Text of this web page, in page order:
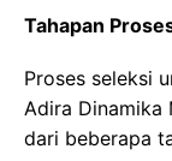
Tahapan
Proses seleksi
Adira Dinamika
dari beberapa